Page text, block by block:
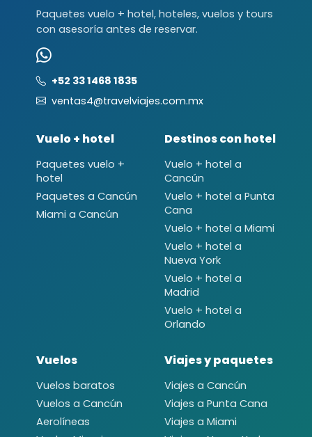
Paquetes vuelo + hotel, hoteles, vuelos y tours
con asesoría antes de reservar.
+52 33 1468 1835
ventas4@travelviajes.com.mx
Vuelo + hotel
Paquetes vuelo +
hotel
Paquetes a Cancún
Miami a Cancún
Destinos con hotel
Vuelo + hotel a
Cancún
Vuelo + hotel a Punta
Cana
Vuelo + hotel a Miami
Vuelo + hotel a
Nueva York
Vuelo + hotel a
Madrid
Vuelo + hotel a
Orlando
Vuelos
Vuelos baratos
Vuelos a Cancún
Aerolíneas
Viajes y paquetes
Viajes a Cancún
Viajes a Punta Cana
Viajes a Miami